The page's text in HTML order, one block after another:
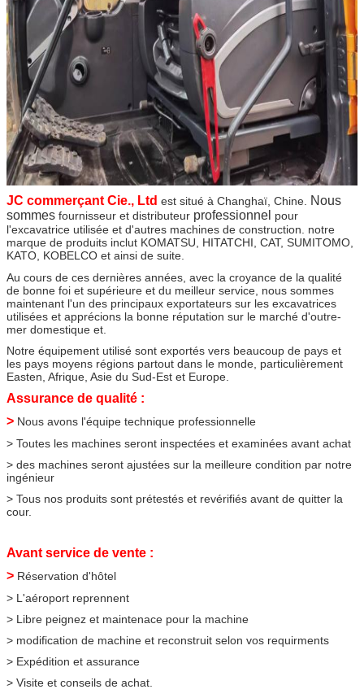
JC commerçant Cie., Ltd est situé à Changhaï, Chine
Nous
sommes fournisseur et distributeur professionnel pour
l'excavatrice utilisée et d'autres machines de construction. notre
marque de produits inclut KOMATSU, HITATCHI, CAT, SUMITOMO,
KATO, KOBELCO et ainsi de suite.
Au cours de ces dernières années, avec la croyance de la qualité
de bonne foi et supérieure et du meilleur service, nous sommes
maintenant l'un des principaux exportateurs sur les excavatrices
utilisées et apprécions la bonne réputation sur le marché d'outre-
mer domestique et.
Notre équipement utilisé sont exportés vers beaucoup de pays et
les pays moyens régions partout dans le monde, particulièrement
Easten, Afrique, Asie du Sud-Est et Europe.
Assurance de qualité :
> Nous avons l'équipe technique professionnelle
> Toutes les machines seront inspectées et examinées avant achat
> des machines seront ajustées sur la meilleure condition par notre
ingénieur
> Tous nos produits sont prétestés et revérifiés avant de quitter la
cour.
Avant service de vente :
> Réservation d'hôtel
> L'aéroport reprennent
> Libre peignez et maintenace pour la machine
> modification de machine et reconstruit selon vos requirments
> Expédition et assurance
> Visite et conseils de achat.